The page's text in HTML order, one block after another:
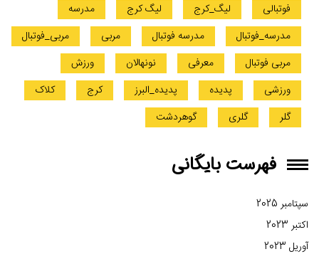
فوتبالی
لیگ_کرج لیگ کرج
مدرسه
مدرسه_فوتبال
مدرسه فوتبال مربی
مربی_فوتبال
مربی فوتبال
معرفی نونهالان
ورزش
ورزشی
پدیده پدیده_البرز کرج
کلاک
گلر
گلری گوهردشت
فهرست بایگانی
سپتامبر 2025
اکتبر 2023
آوریل 2023